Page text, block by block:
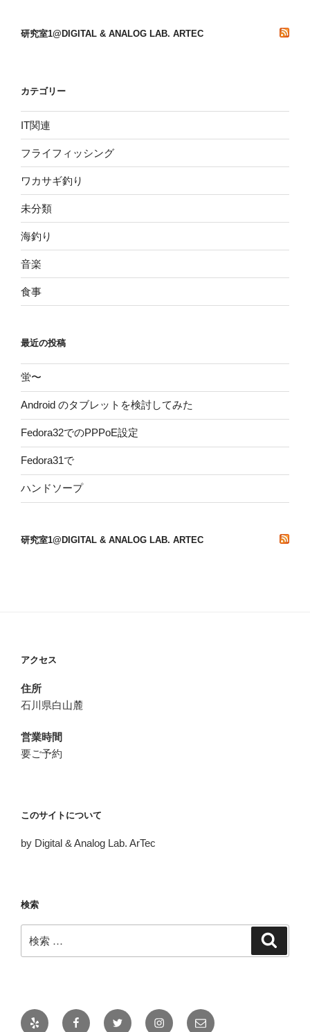
研究室1@DIGITAL & ANALOG LAB. ARTEC
カテゴリー
IT関連
フライフィッシング
ワカサギ釣り
未分類
海釣り
音楽
食事
最近の投稿
蛍〜
Android のタブレットを検討してみた
Fedora32でのPPPoE設定
Fedora31で
ハンドソープ
研究室1@DIGITAL & ANALOG LAB. ARTEC
アクセス
住所
石川県白山麓
営業時間
要ご予約
このサイトについて
by Digital & Analog Lab. ArTec
検索
索:
Yelp FacebookTwitter Instagramメ